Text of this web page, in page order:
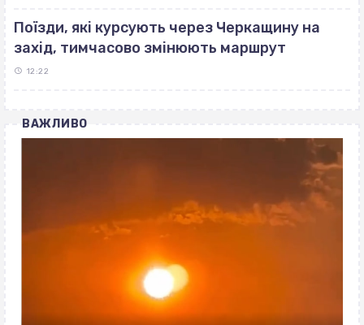
Поїзди, які курсують через Черкащину на
захід, тимчасово змінюють маршрут
12:22
ВАЖЛИВО